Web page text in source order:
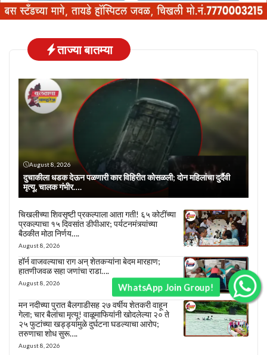
ताज्या बातम्या
August 8, 2026
दुचाकीला धडक देऊन पळणारी कार विहिरीत कोसळली; दोन महिलांचा दुर्दैवी
मृत्यू, चालक गंभीर….
चिखलीच्या शिवसृष्टी प्रकल्पाला आता गती! ६५ कोटींच्या
प्रकल्पाचा १५ दिवसांत डीपीआर; पर्यटनमंत्र्यांच्या
बैठकीत मोठा निर्णय….
August 8, 2026
हॉर्न वाजवल्याचा राग अन् शेतकऱ्यांना बेदम मारहाण;
हातणीजवळ सहा जणांचा राडा….
August 8, 2026
मन नदीच्या पुरात बैलगाडीसह २७ वर्षीय शेतकरी वाहून
गेला; चार बैलांचा मृत्यू! वाळूमाफियांनी खोदलेल्या २० ते
२५ फुटांच्या खड्ड्यांमुळे दुर्घटना घडल्याचा आरोप;
तरुणाचा शोध सुरू….
August 8, 2026
WhatsApp Join Group!